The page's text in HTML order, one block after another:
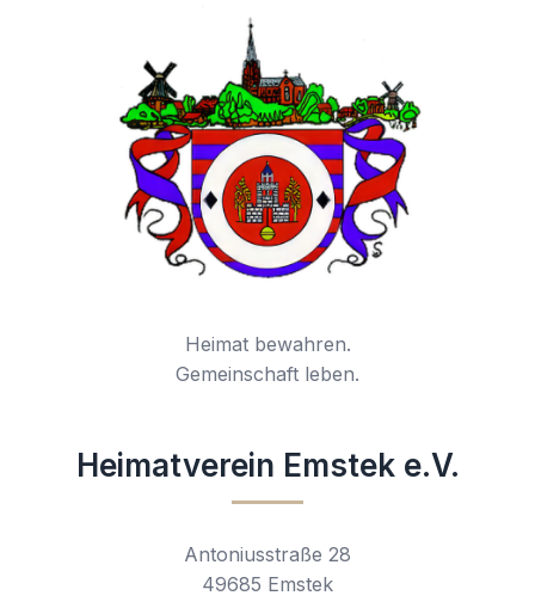
HEIMATVEREIN
EMSTEK
BESTELLEN.
Heimat bewahren.
Gemeinschaft leben.
Heimatverein Emstek e.V.
Antoniusstraße 28
49685 Emstek